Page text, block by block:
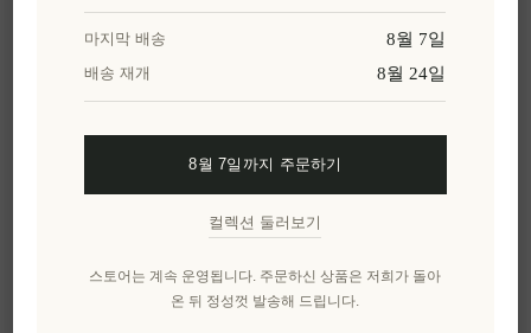
인기 태그
응 유약 석기 타원형 접
시, 흰색과 파란색 물방
울 무늬의 청록색
EL1637
마지막 배송 8월 7일
배송 재개 8월 24일
8월 7일까지 주문하기
컬렉션 둘러보기
스토어는 계속 운영됩니다. 주문하신 상품은 저희가 돌아
온 뒤 정성껏 발송해 드립니다.